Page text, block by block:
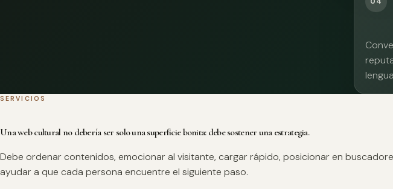
SERVICIOS
Una web cultural no debería ser solo una superficie bonita: debe sostener una estrategia.
Debe ordenar contenidos, emocionar al visitante, cargar rápido, posicionar en
ayudar a que cada persona encuentre el siguiente paso.